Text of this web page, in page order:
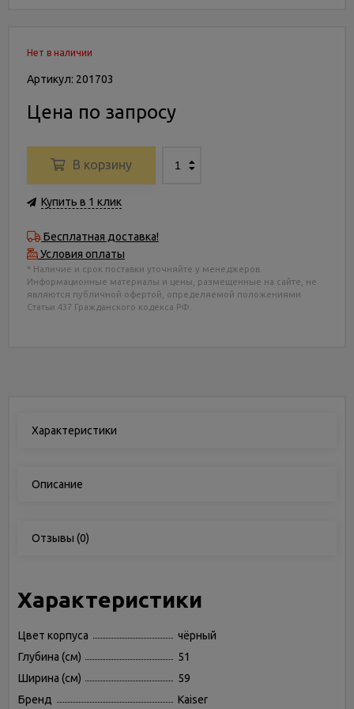
Нет в наличии
Артикул: 201703
Цена по запросу
В корзину
Купить в 1 клик
Бесплатная доставка!
Условия оплаты
* Наличие и срок поставки уточняйте у менеджеров.
Информационные материалы и цены, размещенные на сайте, не
являются публичной офертой, определяемой положениями
Статьи 437 Гражданского кодекса РФ.
Характеристики
Описание
Отзывы (0)
Характеристики
Цвет корпуса
чёрный
Глубина (см)
51
Ширина (см)
59
Бренд
Kaiser